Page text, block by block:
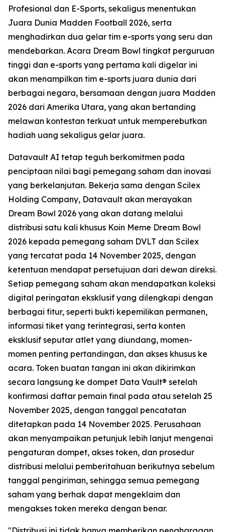
Profesional dan E-Sports, sekaligus menentukan
Juara Dunia Madden Football 2026, serta
menghadirkan dua gelar tim e-sports yang seru dan
mendebarkan. Acara Dream Bowl tingkat perguruan
tinggi dan e-sports yang pertama kali digelar ini
akan menampilkan tim e-sports juara dunia dari
berbagai negara, bersamaan dengan juara Madden
2026 dari Amerika Utara, yang akan bertanding
melawan kontestan terkuat untuk memperebutkan
hadiah uang sekaligus gelar juara.
Datavault AI tetap teguh berkomitmen pada
penciptaan nilai bagi pemegang saham dan inovasi
yang berkelanjutan. Bekerja sama dengan Scilex
Holding Company, Datavault akan merayakan
Dream Bowl 2026 yang akan datang melalui
distribusi satu kali khusus Koin Meme Dream Bowl
2026 kepada pemegang saham DVLT dan Scilex
yang tercatat pada 14 November 2025, dengan
ketentuan mendapat persetujuan dari dewan direksi.
Setiap pemegang saham akan mendapatkan koleksi
digital peringatan eksklusif yang dilengkapi dengan
berbagai fitur, seperti bukti kepemilikan permanen,
informasi tiket yang terintegrasi, serta konten
eksklusif seputar atlet yang diundang, momen-
momen penting pertandingan, dan akses khusus ke
acara. Token buatan tangan ini akan dikirimkan
secara langsung ke dompet Data Vault® setelah
konfirmasi daftar pemain final pada atau setelah 25
November 2025, dengan tanggal pencatatan
ditetapkan pada 14 November 2025. Perusahaan
akan menyampaikan petunjuk lebih lanjut mengenai
pengaturan dompet, akses token, dan prosedur
distribusi melalui pemberitahuan berikutnya sebelum
tanggal pengiriman, sehingga semua pemegang
saham yang berhak dapat mengeklaim dan
mengakses token mereka dengan benar.